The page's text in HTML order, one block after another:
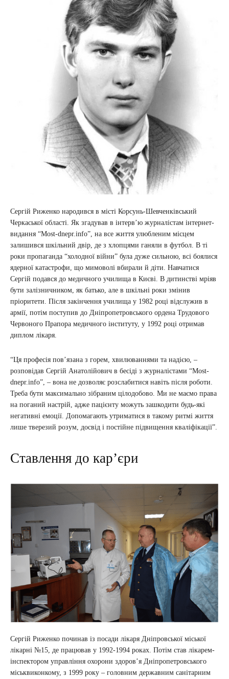
Сергій Риженко народився в місті Корсунь-Шевченківський
Черкаської області. Як згадував в інтерв’ю журналістам інтернет-
видання “Most-dnepr.info”, на все життя улюбленим місцем
залишився шкільний двір, де з хлопцями ганяли в футбол. В ті
роки пропаганда “холодної війни” була дуже сильною, всі боялися
ядерної катастрофи, що мимоволі вбирали й діти. Навчатися
Сергій подався до медичного училища в Києві. В дитинстві мріяв
бути залізничником, як батько, але в шкільні роки змінив
пріоритети. Після закінчення училища у 1982 році відслужив в
армії, потім поступив до Дніпропетровського ордена Трудового
Червоного Прапора медичного інституту, у 1992 році отримав
диплом лікаря.
“Ця професія пов’язана з горем, хвилюваннями та надією, –
розповідав Сергій Анатолійович в бесіді з журналістами “Most-
dnepr.info”, – вона не дозволяє розслабитися навіть після роботи.
Треба бути максимально зібраним цілодобово. Ми не маємо права
на поганий настрій, адже пацієнту можуть зашкодити будь-які
негативні емоції. Допомагають утриматися в такому ритмі життя
лише тверезий розум, досвід і постійне підвищення кваліфікації”.
Ставлення до кар’єри
Сергій Риженко починав із посади лікаря Дніпровської міської
лікарні №15, де працював у 1992-1994 роках. Потім став лікарем-
інспектором управління охорони здоров’я Дніпропетровського
міськвиконкому, з 1999 року – головним державним санітарним